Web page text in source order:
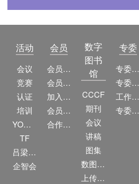
活动
会议
竞赛
认证
培训
YOCSEF
TF
吕梁振兴
企智会
会员
会员简介
会员权益
加入CCF
会员交费
合作伙伴
数字
图书
馆
CCCF
期刊
会议
讲稿
图集
数图编审委员会
上传/发布作品
专委
专委简介
专委条例
工作问答
专委名单